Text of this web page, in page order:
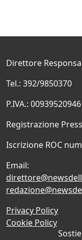
Direttore
Tel.: 392/9850370
P.IVA.: 00939520946
Registrazione
Iscrizione ROC
Email:
Privacy Policy
Cookie Policy